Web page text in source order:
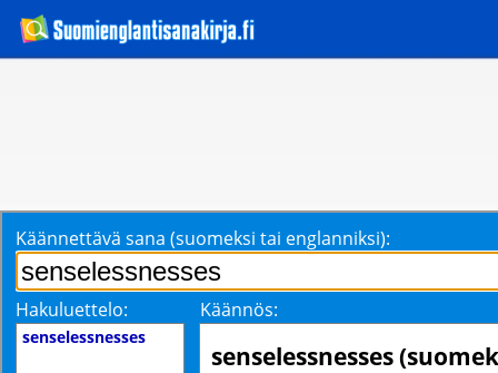
Käännettävä sana (suomeksi tai englanniksi):
Hakuluettelo: Käännös:
senselessnesses
senselessnesses